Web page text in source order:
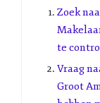
Zoek
te
Vraag
Groot